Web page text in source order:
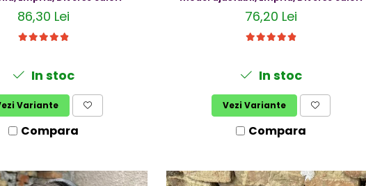
86,30 Lei
In stoc
Variante
Compara
76,20 Lei
In stoc
Vezi Variante
Compara